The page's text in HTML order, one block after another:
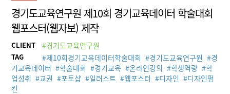
경기도교육연구원 제10회 경기교육데이터 학술대회
웹포스터(웹자보) 제작
CLIENT #경기도교육연구원
TAG #제10회경기교육데이터학술대회 #경기도교육연구원 #경
기교육데이터 #학술대회 #경기교육 #온라인강의 #학생역량 #학
업성취 #교권 #포토샵 #일러스트 #웹포스터 #디자인 #디자인펌
킨